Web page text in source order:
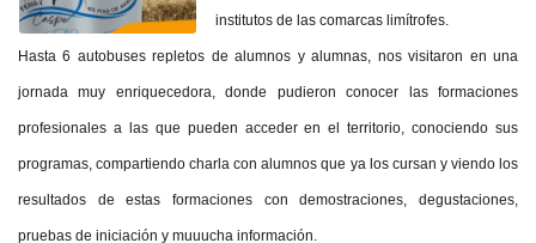
institutos de las comarcas limítrofes.
Hasta 6 autobuses repletos de alumnos y alumnas, nos visitaron en una
jornada muy enriquecedora, donde pudieron conocer las formaciones
profesionales a las que pueden acceder en el territorio, conociendo sus
programas, compartiendo charla con alumnos que ya los cursan y viendo los
resultados de estas formaciones con demostraciones, degustaciones,
pruebas de iniciación y muuucha información.